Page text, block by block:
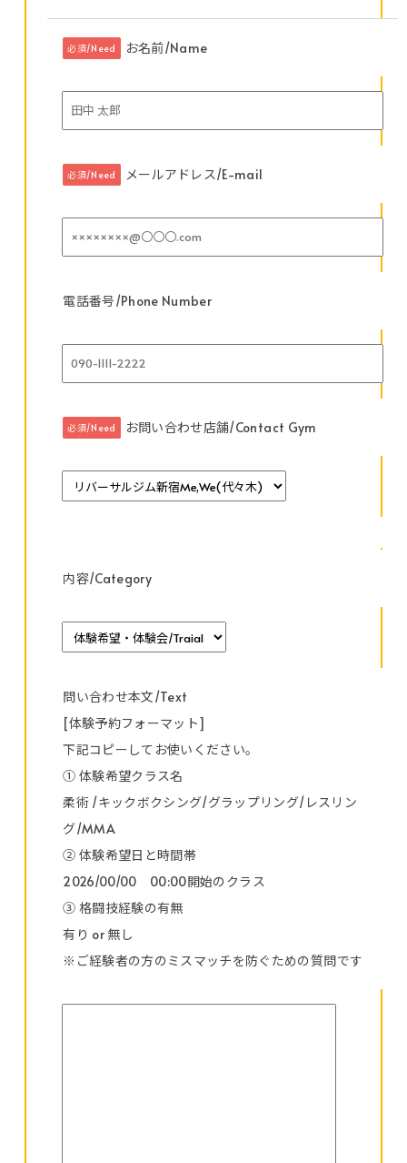
必須/Need お名前/Name
必須/Need メールアドレス/E-mail
電話番号/Phone Number
必須/Need お問い合わせ店舗/Contact Gym
内容/Category
問い合わせ本文/Text
[体験予約フォーマット]
下記コピーしてお使いください。
① 体験希望クラス名
柔術 /キックボクシング/グラップリング/レスリン
グ/MMA
② 体験希望日と時間帯
2026/00/00 00:00開始のクラス
③ 格闘技経験の有無
有り or 無し
※ご経験者の方のミスマッチを防ぐための質問です